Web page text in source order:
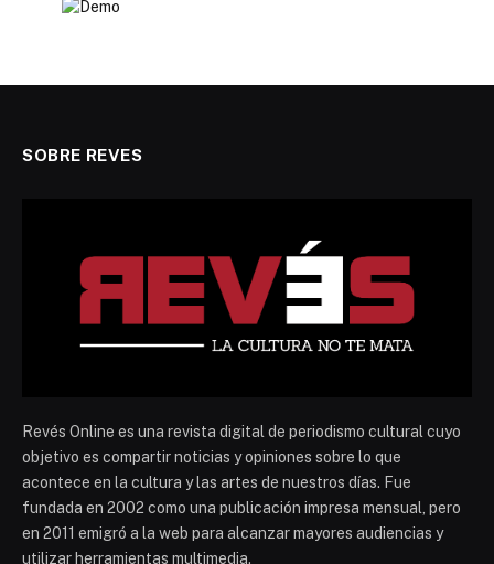
SOBRE REVES
Revés Online es una revista digital de periodismo cultural cuyo
objetivo es compartir noticias y opiniones sobre lo que
acontece en la cultura y las artes de nuestros días. Fue
fundada en 2002 como una publicación impresa mensual, pero
en 2011 emigró a la web para alcanzar mayores audiencias y
utilizar herramientas multimedia.